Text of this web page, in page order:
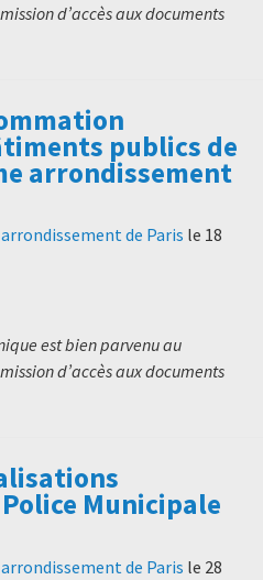
d’accès aux documents
publics de
arrondissement
de Paris le 18
est bien parvenu au
d’accès aux documents
Municipale
de Paris le 28